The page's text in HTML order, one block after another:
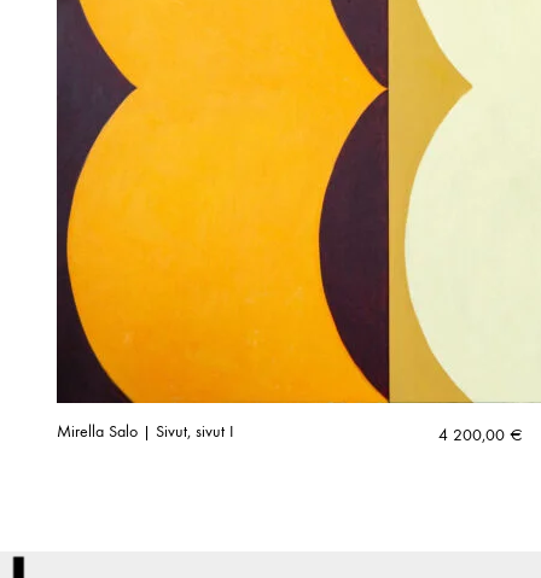
Mirella Salo | Sivut, sivut I 4 200,00 €